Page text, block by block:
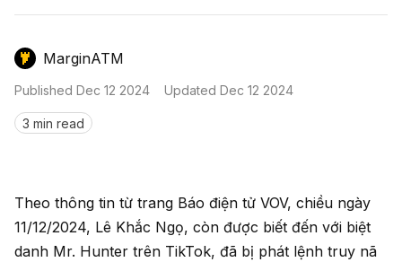
MarginATM
Published Dec 12 2024 Updated Dec 12 2024
3 min read
Theo thông tin từ trang Báo điện tử VOV, chiều ngày
11/12/2024, Lê Khắc Ngọ, còn được biết đến với biệt
danh Mr. Hunter trên TikTok, đã bị phát lệnh truy nã